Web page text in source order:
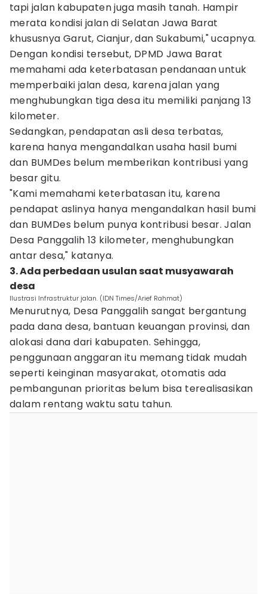
tapi jalan kabupaten juga masih tanah. Hampir
merata kondisi jalan di Selatan Jawa Barat
khususnya Garut, Cianjur, dan Sukabumi," ucapnya.
Dengan kondisi tersebut, DPMD Jawa Barat
memahami ada keterbatasan pendanaan untuk
memperbaiki jalan desa, karena jalan yang
menghubungkan tiga desa itu memiliki panjang 13
kilometer.
Sedangkan, pendapatan asli desa terbatas,
karena hanya mengandalkan usaha hasil bumi
dan BUMDes belum memberikan kontribusi yang
besar gitu.
"Kami memahami keterbatasan itu, karena
pendapat aslinya hanya mengandalkan hasil bumi
dan BUMDes belum punya kontribusi besar. Jalan
Desa Panggalih 13 kilometer, menghubungkan
antar desa," katanya.
3. Ada perbedaan usulan saat musyawarah
desa
Ilustrasi Infrastruktur jalan. (IDN Times/Arief Rahmat)
Menurutnya, Desa Panggalih sangat bergantung
pada dana desa, bantuan keuangan provinsi, dan
alokasi dana dari kabupaten. Sehingga,
penggunaan anggaran itu memang tidak mudah
seperti keinginan masyarakat, otomatis ada
pembangunan prioritas belum bisa terealisasikan
dalam rentang waktu satu tahun.